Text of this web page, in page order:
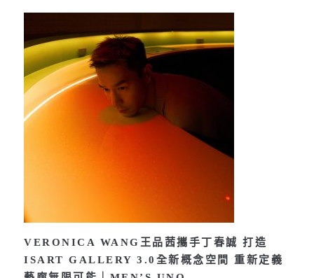
VERONICA WANG王品茜攜手丁春誠 打造
ISART GALLERY 3.0全新概念空間 重新定義